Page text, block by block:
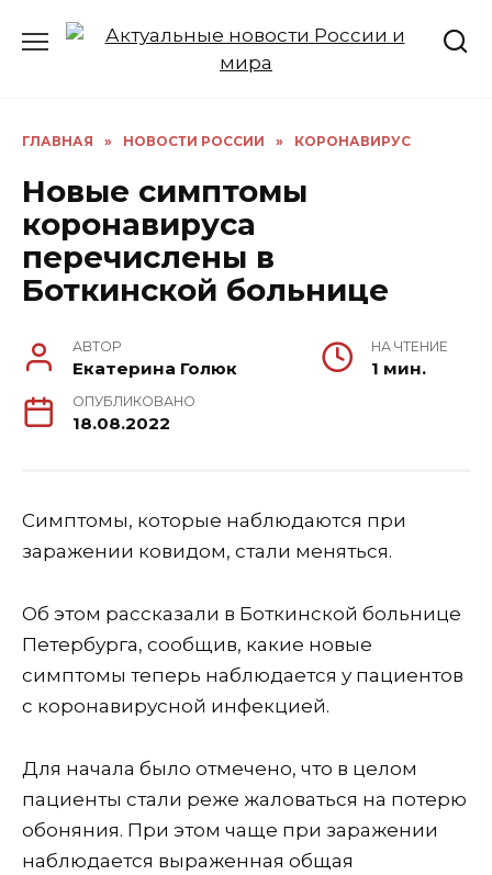
ГЛАВНАЯ » НОВОСТИ РОССИИ » КОРОНАВИРУС
Новые симптомы
коронавируса
перечислены в
Боткинской больнице
АВТОР
Екатерина Голюк
НА ЧТЕНИЕ
1 мин.
ОПУБЛИКОВАНО
18.08.2022
Симптомы, которые наблюдаются при
заражении ковидом, стали меняться.
Об этом рассказали в Боткинской больнице
Петербурга, сообщив, какие новые
симптомы теперь наблюдается у пациентов
с коронавирусной инфекцией.
Для начала было отмечено, что в целом
пациенты стали реже жаловаться на потерю
обоняния. При этом чаще при заражении
наблюдается выраженная общая